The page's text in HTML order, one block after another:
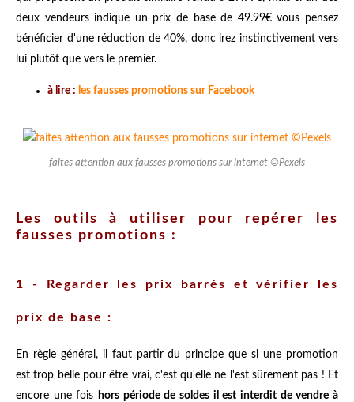
deux vendeurs indique un prix de base de 49.99€ vous pensez
bénéficier d'une réduction de 40%, donc irez instinctivement vers
lui plutôt que vers le premier.
à lire : les fausses promotions sur Facebook
faites attention aux fausses promotions sur internet ©Pexels
Les outils à utiliser pour repérer les
fausses promotions :
1 - Regarder les prix barrés et vérifier les
prix de base :
En règle général, il faut partir du principe que si une promotion
est trop belle pour être vrai, c'est qu'elle ne l'est sûrement pas ! Et
encore une fois hors période de soldes il est interdit de vendre à